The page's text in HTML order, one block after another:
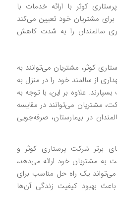
کوثر با ارائه خدمات با
مشتریان خود تعیین می‌کند
سالمندان را به شدت کاهش
کوثر، مشتریان می‌توانند به
از سالمند خود را در منزل به
علاوه بر این، با توجه به
مشتریان می‌توانند در مقایسه
در بیمارستان، صرفه‌جویی
برتر شرکت پرستاری کوثر و
به مشتریان خود ارائه می‌دهد،
می‌تواند یک راه حل مناسب برای
بهبود کیفیت زندگی آن‌ها